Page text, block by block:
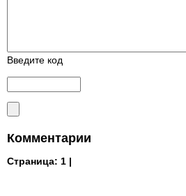
Введите код
Комментарии
Страница: 1 |